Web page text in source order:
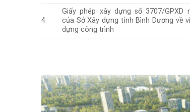
4
Giấy phép xây dựng số 3707/GPXD
của Sở Xây dựng tỉnh Bình Dương về
dựng công trình